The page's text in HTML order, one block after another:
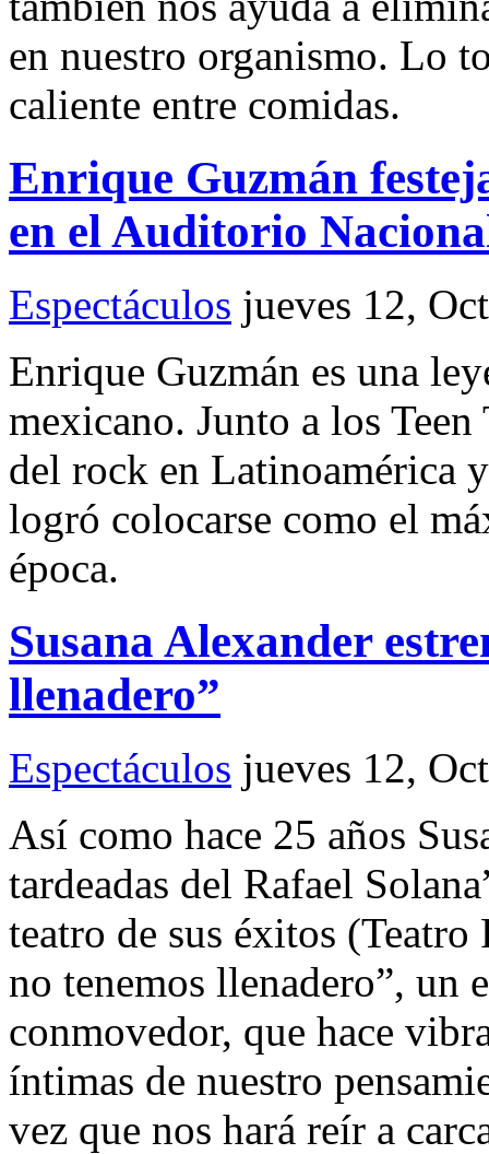
en nuestro organismo. Lo
caliente entre comidas.
Enrique Guzmán
en el Auditorio
Espectáculos jueves 12,
Enrique Guzmán es una
mexicano. Junto a los
del rock en Latinoamérica
logró colocarse como el
época.
Susana Alexander
llenadero”
Espectáculos jueves 12,
Así como hace 25 años
tardeadas del Rafael
teatro de sus éxitos
no tenemos llenadero”, un
conmovedor, que hace
íntimas de nuestro
vez que nos hará reír a